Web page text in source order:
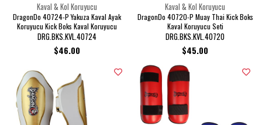
Kaval & Kol Koruyucu
DragonDo 40724-P Yakuza Kaval Ayak
Koruyucu Kick Boks Kaval Koruyucu
DRG.BKS.KVL.40724
$46.00
Kaval & Kol Koruyucu
DragonDo 40720-P Muay Thai Kick Boks
Kaval Koruyucu Seti
DRG.BKS.KVL.40720
$45.00